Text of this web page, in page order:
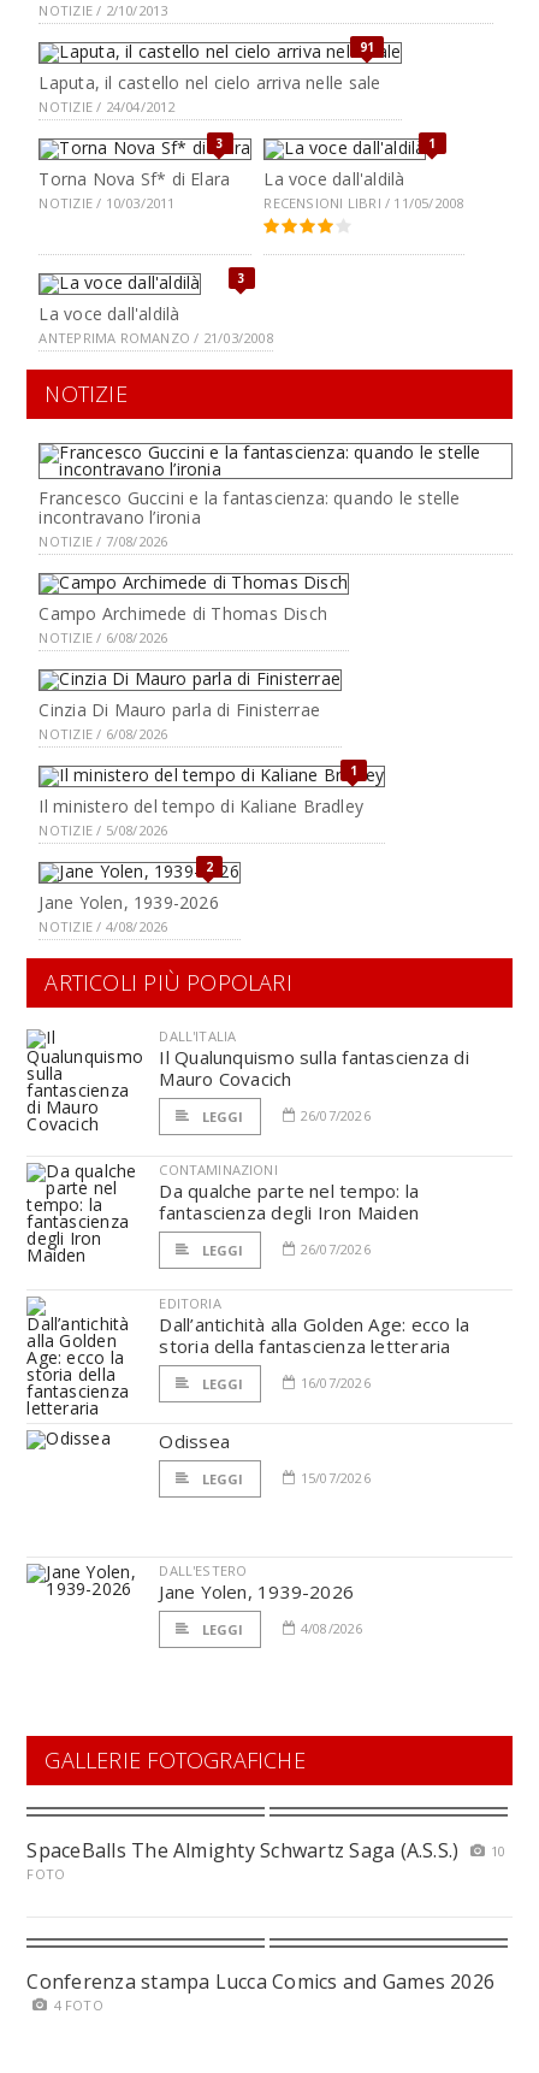
NOTIZIE / 2/10/2013
91
Laputa, il castello nel cielo arriva nelle sale
NOTIZIE / 24/04/2012
3
Torna Nova Sf* di Elara
NOTIZIE / 10/03/2011
1
La voce dall'aldilà
RECENSIONI LIBRI / 11/05/2008
3
La voce dall'aldilà
ANTEPRIMA ROMANZO / 21/03/2008
NOTIZIE
Francesco Guccini e la fantascienza: quando le stelle
incontravano l’ironia
NOTIZIE / 7/08/2026
Campo Archimede di Thomas Disch
NOTIZIE / 6/08/2026
Cinzia Di Mauro parla di Finisterrae
NOTIZIE / 6/08/2026
1
Il ministero del tempo di Kaliane Bradley
NOTIZIE / 5/08/2026
2
Jane Yolen, 1939-2026
NOTIZIE / 4/08/2026
ARTICOLI PIÙ POPOLARI
DALL'ITALIA
Il Qualunquismo sulla fantascienza di
Mauro Covacich
LEGGI 26/07/2026
CONTAMINAZIONI
Da qualche parte nel tempo: la
fantascienza degli Iron Maiden
LEGGI 26/07/2026
EDITORIA
Dall’antichità alla Golden Age: ecco la
storia della fantascienza letteraria
LEGGI 16/07/2026
Odissea
LEGGI 15/07/2026
DALL'ESTERO
Jane Yolen, 1939-2026
LEGGI 4/08/2026
GALLERIE FOTOGRAFICHE
SpaceBalls The Almighty Schwartz Saga (A.S.S.)
10
FOTO
Conferenza stampa Lucca Comics and Games 2026
4 FOTO